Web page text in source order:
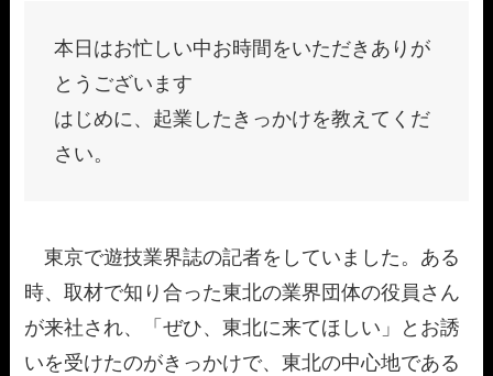
本日はお忙しい中お時間をいただきありが
とうございます
はじめに、起業したきっかけを教えてくだ
さい。
東京で遊技業界誌の記者をしていました。ある
時、取材で知り合った東北の業界団体の役員さん
が来社され、「ぜひ、東北に来てほしい」とお誘
いを受けたのがきっかけで、東北の中心地である